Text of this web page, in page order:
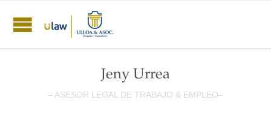
Jeny Urrea
– ASESOR LEGAL DE TRABAJO & EMPLEO–